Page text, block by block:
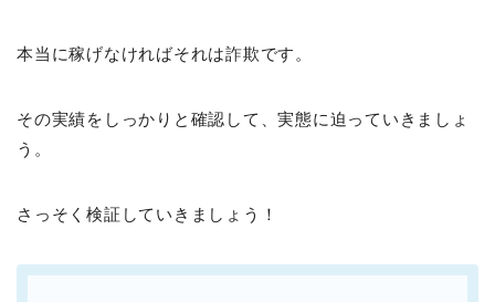
本当に稼げなければそれは詐欺です。
その実績をしっかりと確認して、実態に迫っていきましょ
う。
さっそく検証していきましょう！